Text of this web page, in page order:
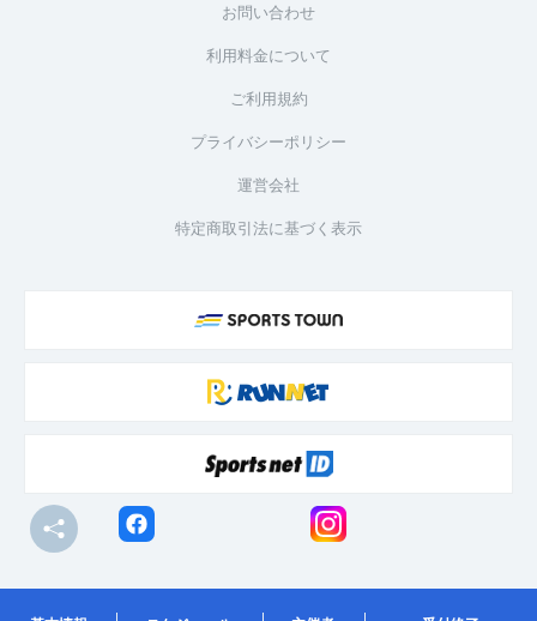
お問い合わせ
利用料金について
ご利用規約
プライバシーポリシー
運営会社
特定商取引法に基づく表示